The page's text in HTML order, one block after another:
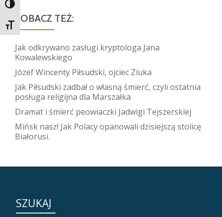
TOGGLE HIGH CONTRAST
TOGGLE FONT SIZE
ZOBACZ TEŻ:
Jak odkrywano zasługi kryptologa Jana
Kowalewskiego
Józef Wincenty Piłsudski, ojciec Ziuka
Jak Piłsudski zadbał o własną śmierć, czyli ostatnia
posługa religijna dla Marszałka
Dramat i śmierć peowiaczki Jadwigi Tejszerskiej
Mińsk nasz! Jak Polacy opanowali dzisiejszą stolicę
Białorusi.
SZUKAJ